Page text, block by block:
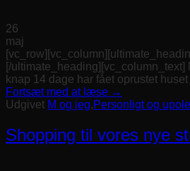
26
maj
[/
knap 14 dage har fået oprustet
Fortsæt med at læse →
Udgivet M og jeg,Personligt og
Shopping til vores nye